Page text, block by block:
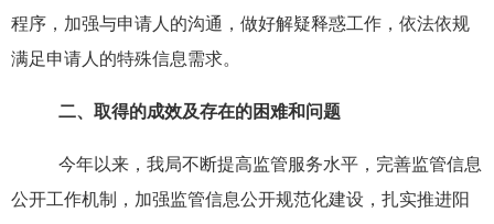
程序，加强与申请人的沟通，做好解疑释惑工作，依法依规
满足申请人的特殊信息需求。
二、取得的成效及存在的困难和问题
今年以来，我局不断提高监管服务水平，完善监管信息
公开工作机制，加强监管信息公开规范化建设，扎实推进阳